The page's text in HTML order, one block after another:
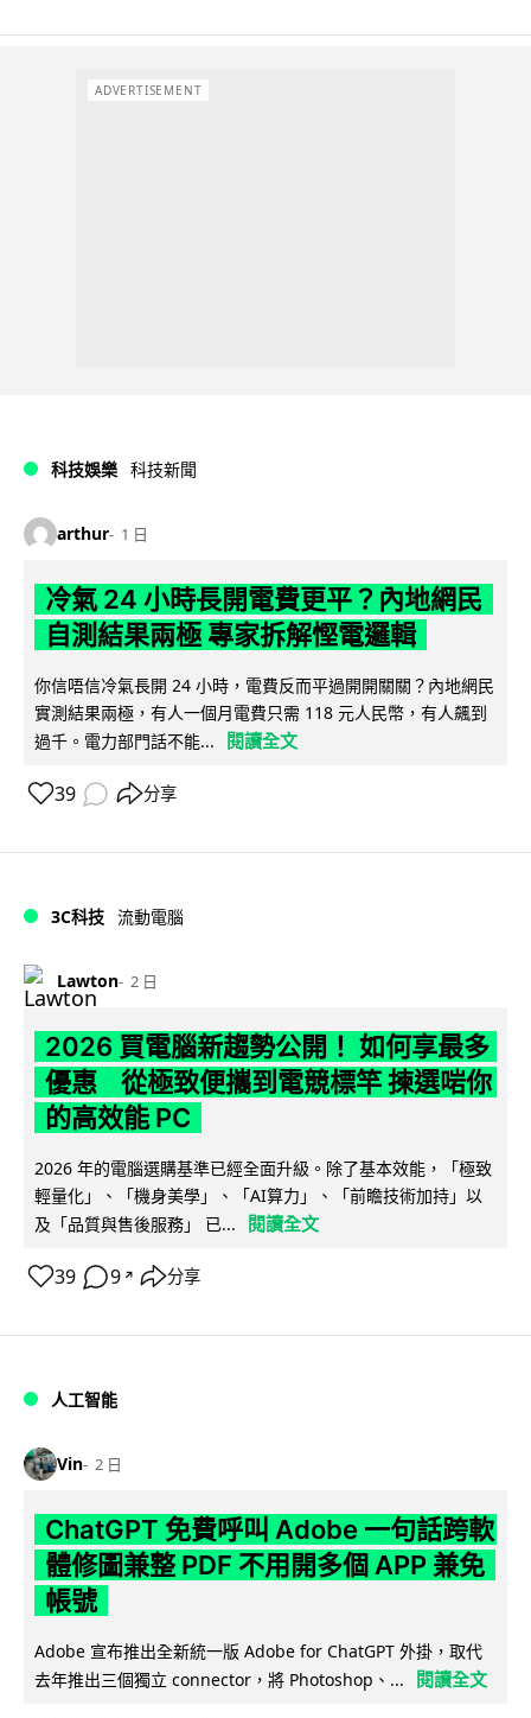
ADVERTISEMENT
科技娛樂 科技新聞
arthur 1 日
冷氣 24 小時長開電費更平？內地網民
自測結果兩極 專家拆解慳電邏輯
你信唔信冷氣長開 24 小時，電費反而平過開開關關？內地網民
實測結果兩極，有人一個月電費只需 118 元人民幣，有人飆到
過千。電力部門話不能...
閱讀全文
39 分享
3C科技 流動電腦
Lawton 2 日
2026 買電腦新趨勢公開！ 如何享最多
優惠 從極致便攜到電競標竿 揀選啱你
的高效能 PC
2026 年的電腦選購基準已經全面升級。除了基本效能，「極致
輕量化」、「機身美學」、「AI算力」、「前瞻技術加持」以
及「品質與售後服務」 已...
閱讀全文
39 9 ↗ 分享
人工智能
Vin 2 日
ChatGPT 免費呼叫 Adobe 一句話跨軟
體修圖兼整 PDF 不用開多個 APP 兼免
帳號
Adobe 宣布推出全新統一版 Adobe for ChatGPT 外掛，取代
去年推出三個獨立 connector，將 Photoshop、...
閱讀全文